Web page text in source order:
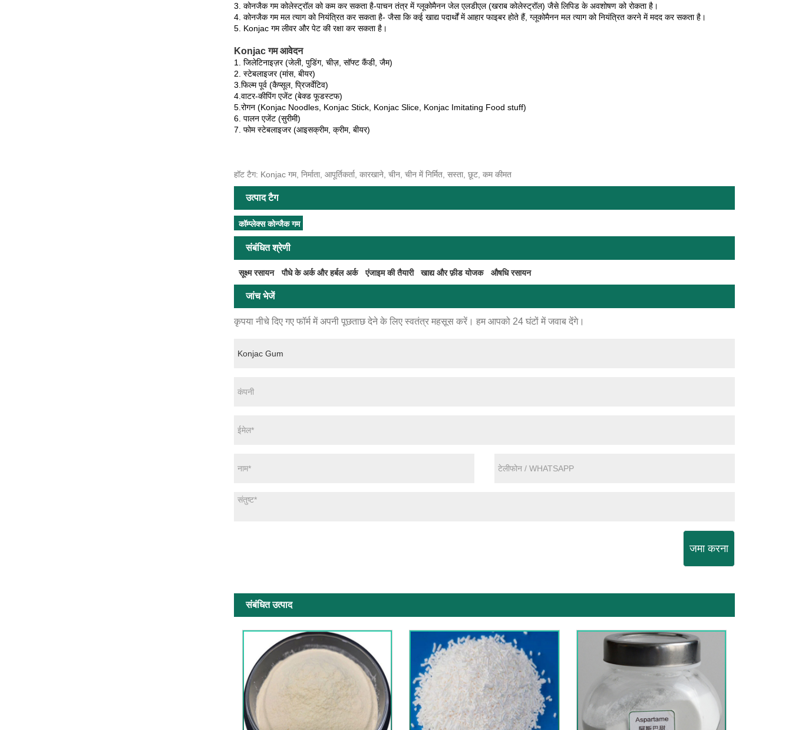
3. कोनजैक गम कोलेस्ट्रॉल को कम कर सकता है-पाचन तंत्र में ग्लूकोमैनन जेल एलडीएल (खराब कोलेस्ट्रॉल) जैसे लिपिड के अवशोषण को रोकता है।
4. कोनजैक गम मल त्याग को नियंत्रित कर सकता है- जैसा कि कई खाद्य पदार्थों में आहार फाइबर होते हैं, ग्लूकोमैनन मल त्याग को नियंत्रित करने में मदद कर सकता है।
5. Konjac गम लीवर और पेट की रक्षा कर सकता है।
Konjac गम आवेदन
1. जिलेटिनाइज़र (जेली, पुडिंग, चीज़, सॉफ्ट कैंडी, जैम)
2. स्टेबलाइजर (मांस, बीयर)
3.फिल्म पूर्व (कैप्सूल, प्रिजर्वेटिव)
4.वाटर-कीपिंग एजेंट (बेक्ड फूडस्टफ)
5.रोगन (Konjac Noodles, Konjac Stick, Konjac Slice, Konjac Imitating Food stuff)
6. पालन एजेंट (सुरीमी)
7. फोम स्टेबलाइजर (आइसक्रीम, क्रीम, बीयर)
हॉट टैग: Konjac गम, निर्माता, आपूर्तिकर्ता, कारखाने, चीन, चीन में निर्मित, सस्ता, छूट, कम कीमत
उत्पाद टैग
कॉम्प्लेक्स कोन्जैक गम
संबंधित श्रेणी
सूक्ष्म रसायन पौधे के अर्क और हर्बल अर्क एंजाइम की तैयारी खाद्य और फ़ीड योजक औषधि रसायन
जांच भेजें
कृपया नीचे दिए गए फॉर्म में अपनी पूछताछ देने के लिए स्वतंत्र महसूस करें। हम आपको 24 घंटों में जवाब देंगे।
जमा करना
संबंधित उत्पाद